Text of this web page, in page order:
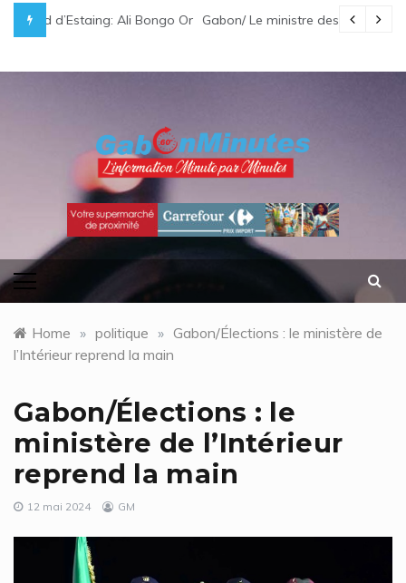
Ondimba rend hommage à un « passionné d’Afrique »
Gabon/ Le ministre des Eaux et Forêts préside la réunion
gabonminutes.com
l'information minutes par minutes
Home » politique » Gabon/Élections : le ministère de
l’Intérieur reprend la main
Gabon/Élections : le
ministère de l’Intérieur
reprend la main
12 mai 2024 GM